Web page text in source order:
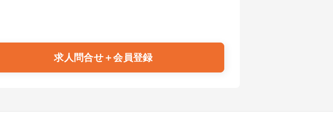
求人問合せ＋会員登録